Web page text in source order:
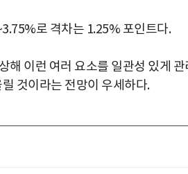
로 격차는 1.25% 포인트다.
이런 여러 요소를 일관성 있게 관
것이라는 전망이 우세하다.